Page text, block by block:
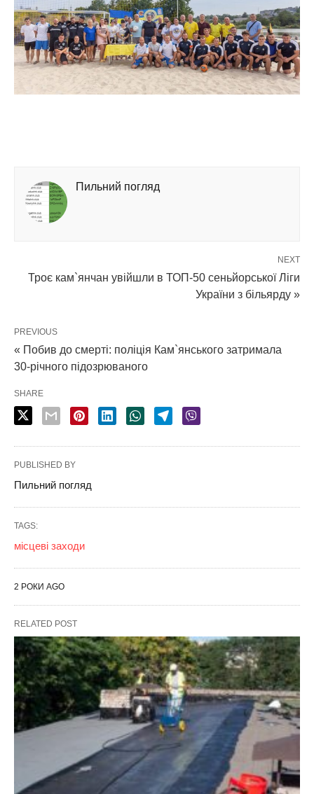
Пильний погляд
NEXT
Троє кам`янчан увійшли в ТОП-50 сеньйорської Ліги
України з більярду »
PREVIOUS
« Побив до смерті: поліція Кам`янського затримала
30-річного підозрюваного
SHARE
PUBLISHED BY
Пильний погляд
TAGS:
місцеві заходи
2 РОКИ AGO
RELATED POST